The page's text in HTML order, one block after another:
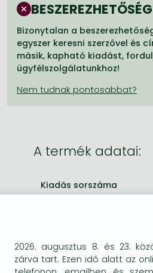
Frieren manga
Bleach manga
One-Punch Man manga
BESZEREZHETŐSÉG
Bizonytalan a
egyszer keresni szerzővel és
másik, kapható kiadást,
ügyfélszolgálatunkhoz!
A termék adatai:
Kiadás sorszáma
ISBN
Kötéstípus
2026. augusztus 8. és 23.
zárva tart. Ezen idő alatt az